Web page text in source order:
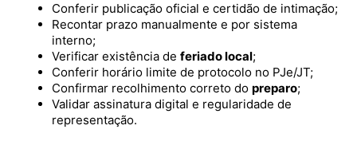
Conferir publicação oficial e certidão de intimação;
Recontar prazo manualmente e por sistema
interno;
Verificar existência de feriado local;
Conferir horário limite de protocolo no PJe/JT;
Confirmar recolhimento correto do preparo;
Validar assinatura digital e regularidade de
representação.